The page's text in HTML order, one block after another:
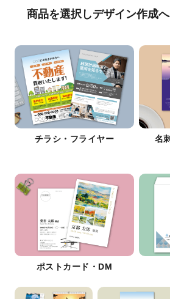
商品を選択しデザイン作成
チラシ・フライヤー 名
ポストカード・DM